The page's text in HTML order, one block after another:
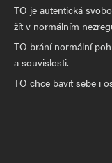
TO je autentická
žít v normálním
TO brání normální
a souvislosti.
TO chce bavit sebe i